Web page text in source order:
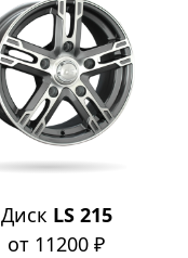
Диск LS 215
от 11200 ₽